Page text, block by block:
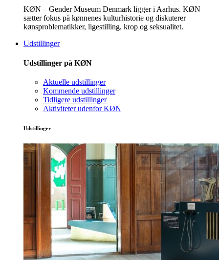
KØN – Gender Museum Denmark ligger i Aarhus. KØN
sætter fokus på kønnenes kulturhistorie og diskuterer
kønsproblematikker, ligestilling, krop og seksualitet.
Udstillinger
Udstillinger på KØN
Aktuelle udstillinger
Kommende udstillinger
Tidligere udstillinger
Aktiviteter udenfor KØN
Udstillinger